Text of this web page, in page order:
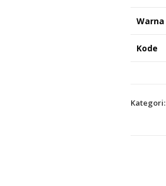
Warna
Kode
Kategori: